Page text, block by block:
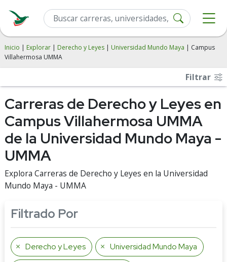
Inicio | Explorar | Derecho y Leyes | Universidad Mundo Maya | Campus
Villahermosa UMMA
Filtrar
Carreras de Derecho y Leyes en
Campus Villahermosa UMMA
de la Universidad Mundo Maya -
UMMA
Explora Carreras de Derecho y Leyes en la Universidad
Mundo Maya - UMMA
Filtrado Por
Derecho y Leyes Universidad Mundo Maya